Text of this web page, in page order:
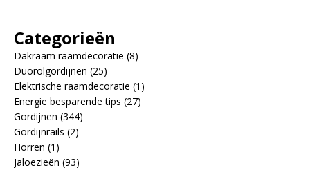
Categorieën
Dakraam raamdecoratie (8)
Duorolgordijnen (25)
Elektrische raamdecoratie (1)
Energie besparende tips (27)
Gordijnen (344)
Gordijnrails (2)
Horren (1)
Jaloezieën (93)